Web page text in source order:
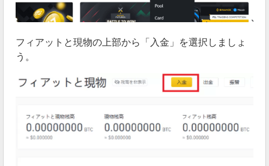
フィアットと現物の上部から「入金」を選択しましょ
う。